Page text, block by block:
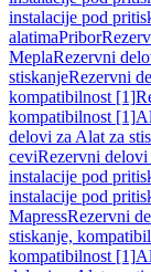
instalacije pod
alatimaPribor
MeplaRezervni
stiskanjeRezervni
kompatibilnost [1]
kompatibilnost [1]
delovi za Alat za
ceviRezervni delovi
instalacije pod
instalacije pod
MapressRezervni
stiskanje,
kompatibilnost [1]